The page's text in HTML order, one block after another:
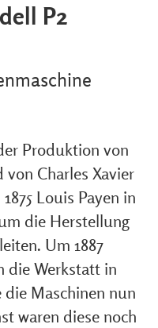
P2
Produktion von
von Charles Xavier
Louis Payen in
die Herstellung
Um 1887
die Werkstatt in
die Maschinen nun
waren diese noch